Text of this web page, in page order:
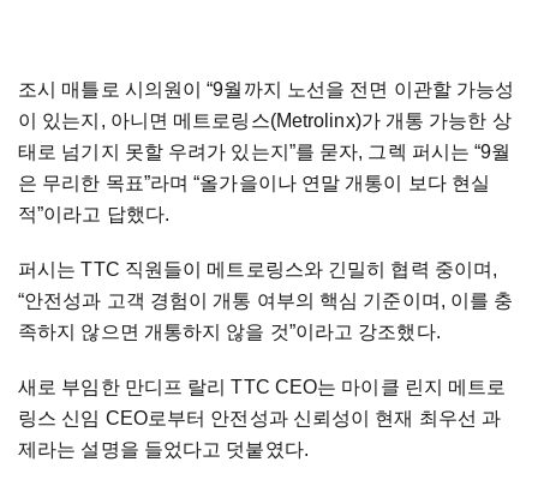
조시 매틀로 시의원이 “9월까지 노선을 전면 이관할 가능성
이 있는지, 아니면 메트로링스(Metrolinx)가 개통 가능한 상
태로 넘기지 못할 우려가 있는지”를 묻자, 그렉 퍼시는 “9월
은 무리한 목표”라며 “올가을이나 연말 개통이 보다 현실
적”이라고 답했다.
퍼시는 TTC 직원들이 메트로링스와 긴밀히 협력 중이며,
“안전성과 고객 경험이 개통 여부의 핵심 기준이며, 이를 충
족하지 않으면 개통하지 않을 것”이라고 강조했다.
새로 부임한 만디프 랄리 TTC CEO는 마이클 린지 메트로
링스 신임 CEO로부터 안전성과 신뢰성이 현재 최우선 과
제라는 설명을 들었다고 덧붙였다.